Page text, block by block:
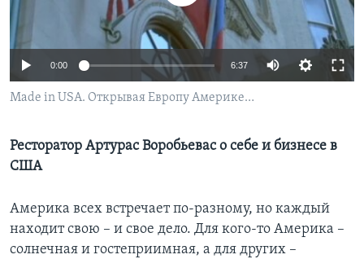
Learning English
СОЦИАЛЬНЫЕ СЕТИ
Языки
0:00 6:37
Made in USA. Открывая Европу Америке…
Ресторатор Артурас Воробьевас о себе и бизнесе в
США
Америка всех встречает по-разному, но каждый
находит свою – и свое дело. Для кого-то Америка –
солнечная и гостеприимная, а для других –